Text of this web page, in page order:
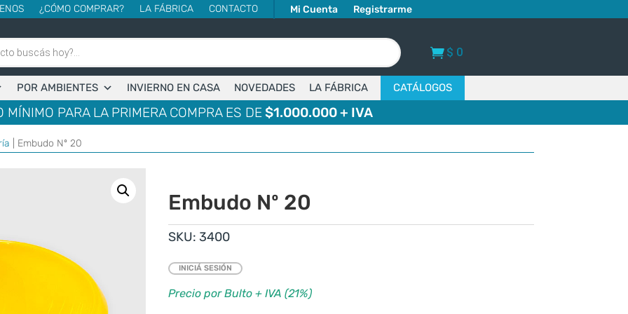
¿CÓMO COMPRAR? LA FÁBRICA CONTACTO Mi Cuenta Registrarme
$ 0
POR AMBIENTES INVIERNO EN CASA NOVEDADES LA FÁBRICA CATÁLOGOS
MÍNIMO PARA LA PRIMERA COMPRA ES DE$1.000.000 + IVA
| Embudo Nº 20
Embudo Nº 20
SKU:3400
INICIÁ SESIÓN
Precio por Bulto + IVA (21%)